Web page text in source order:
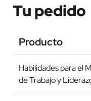
Tu pedido
Producto
Habilidades para el
de Trabajo y